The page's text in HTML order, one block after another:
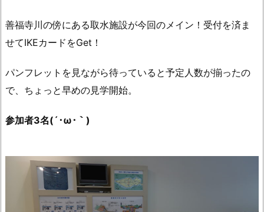
善福寺川の傍にある取水施設が今回のメイン！受付を済ま
せてIKEカードをGet！
パンフレットを見ながら待っていると予定人数が揃ったの
で、ちょっと早めの見学開始。
参加者3名(´･ω･｀)